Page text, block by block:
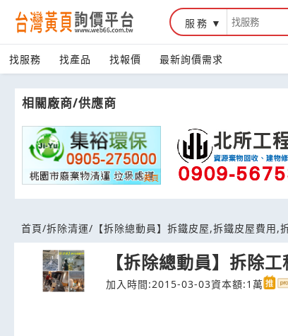
台灣黃頁詢價平台
服務
找服務 找產品 找報價 最新詢價需求
相關廠商/供應商
首頁/拆除清運/ 【拆除總動員】拆鐵皮屋,拆鐵皮屋費用,
【拆除總動員】拆除
加入時間:2015-03-03資本額:1萬